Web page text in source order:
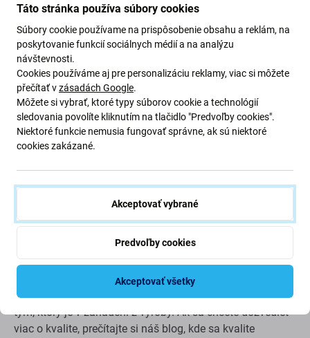
Ak máte poškodený LCD displej alebo dotykové sklo na
vašom zariadení Xiaomi Redmi Note 8T M1908C3XG ,
toto je diel, ktorý potrebujete, aby bolo vaše zariadenie
opäť plne funkčné.
Táto sada obsahuje:
LCD displej
Dotykové sklo
Stredný rám
Kvalita náhradných dielov
Kvalita: Originálny servisný balík– displej je originálny
diel, t. j. dodaný výrobcom zariadenia Xiaomi. Displej je
najvyššej možnej kvality na trhu a je 100 % identický s
tým, ktorý je v zariadení z výroby. Ak sa chcete dozvedieť
viac o kvalite, prečítajte si náš blog, kde sa kvalite
Táto stránka používa súbory cookies
Súbory cookie používame na prispôsobenie obsahu a reklám, na
poskytovanie funkcií sociálnych médií a na analýzu
návštevnosti.
Cookies používáme aj pre personalizáciu reklamy, viac si môžete
přečítať vzásadách Google.
Môžete si vybrať, ktoré typy súborov cookie a technológií
sledovania povolíte kliknutím na tlačidlo "Predvoľby cookies".
Niektoré funkcie nemusia fungovať správne, ak sú niektoré
cookies zakázané.
Akceptovať vybrané
Predvoľby cookies
Akceptovať všetky